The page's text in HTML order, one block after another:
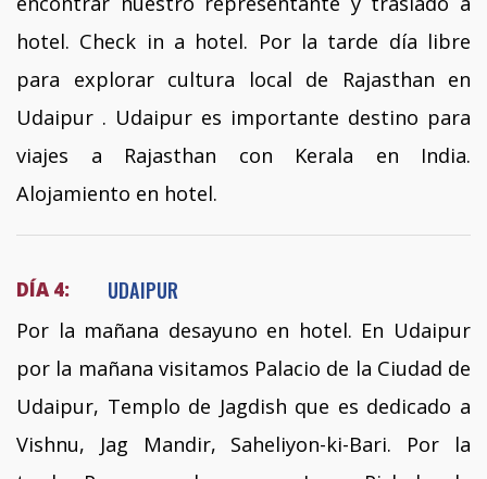
hotel. Check in a hotel. Por la tarde día libre
para explorar cultura local de Rajasthan en
Udaipur . Udaipur es importante destino para
viajes a Rajasthan con Kerala en India.
Alojamiento en hotel.
DÍA 4: UDAIPUR
Por la mañana desayuno en hotel. En Udaipur
por la mañana visitamos Palacio de la Ciudad de
Udaipur, Templo de Jagdish que es dedicado a
Vishnu, Jag Mandir, Saheliyon-ki-Bari. Por la